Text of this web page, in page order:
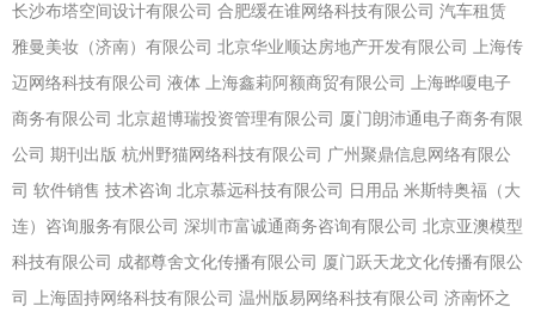
长沙布塔空间设计有限公司 合肥缓在谁网络科技有限公司 汽车租赁
雅曼美妆（济南）有限公司 北京华业顺达房地产开发有限公司
上海传
迈网络科技有限公司 液体 上海鑫莉阿额商贸有限公司
上海晔嗄电子
商务有限公司 北京超博瑞投资管理有限公司 厦门朗沛通电子商务有限
公司 期刊出版 杭州野猫网络科技有限公司 广州聚鼎信息网络有限公
司 软件销售 技术咨询 北京慕远科技有限公司 日用品 米斯特奥福（大
连）咨询服务有限公司 深圳市富诚通商务咨询有限公司 北京亚澳模型
科技有限公司 成都尊舍文化传播有限公司 厦门跃天龙文化传播有限公
司
上海固持网络科技有限公司 温州版易网络科技有限公司 济南怀之